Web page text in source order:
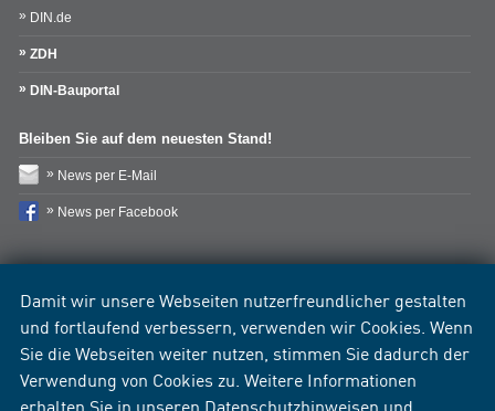
Damit wir unsere Webseiten nutzerfreundlicher gestalten
und fortlaufend verbessern, verwenden wir Cookies. Wenn
Sie die Webseiten weiter nutzen, stimmen Sie dadurch der
Verwendung von Cookies zu. Weitere Informationen
erhalten Sie in unseren Datenschutzhinweisen und
DIN.de
ZDH
DIN-Bauportal
Bleiben Sie auf dem neuesten Stand!
News per E-Mail
News per Facebook